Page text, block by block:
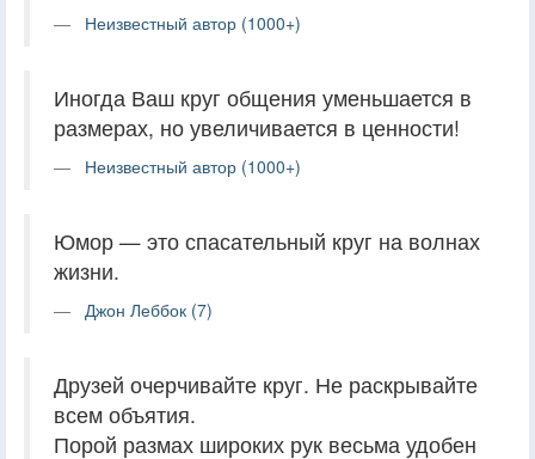
Неизвестный автор (1000+)
Иногда Ваш круг общения уменьшается в
размерах, но увеличивается в ценности!
Неизвестный автор (1000+)
Юмор — это спасательный круг на волнах
жизни.
Джон Леббок (7)
Друзей очерчивайте круг. Не раскрывайте
всем объятия.
Порой размах широких рук весьма удобен